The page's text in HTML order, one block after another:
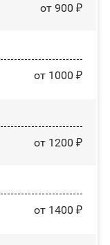
от 900 ₽
от 1000 ₽
от 1200 ₽
от 1400 ₽